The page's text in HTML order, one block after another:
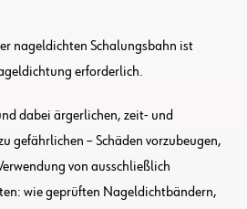
nageldichten Schalungsbahn ist
erforderlich.
dabei ärgerlichen, zeit- und
gefährlichen – Schäden vorzubeugen,
von ausschließlich
wie geprüften Nageldichtbändern,